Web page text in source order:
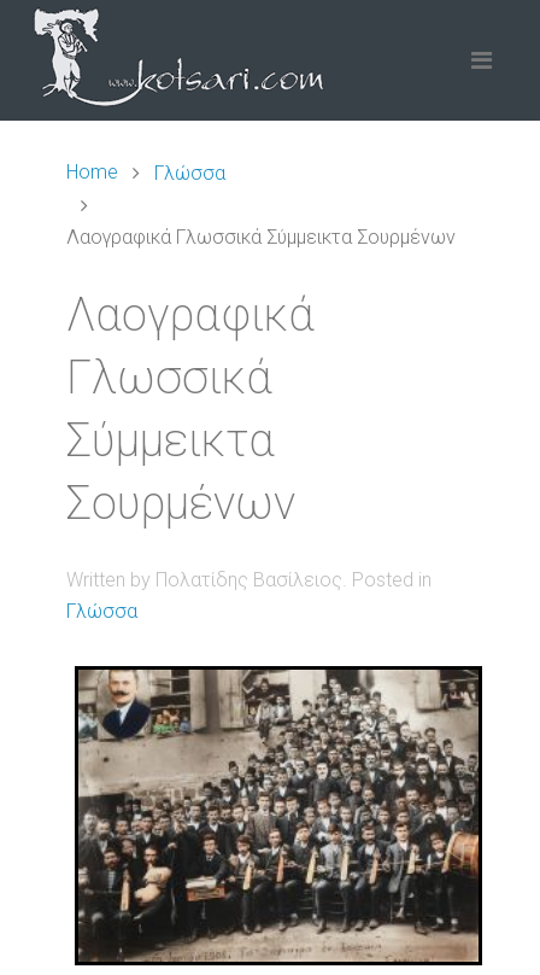
Home Γλώσσα
Λαογραφικά Γλωσσικά Σύμμεικτα Σουρμένων
Λαογραφικά
Γλωσσικά
Σύμμεικτα
Σουρμένων
Written by Πολατίδης Βασίλειος. Posted in
Γλώσσα